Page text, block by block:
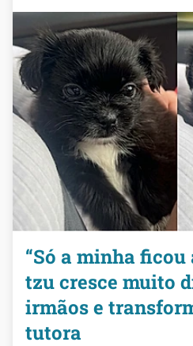
“Só a minha ficou
tzu cresce muito
irmãos e
tutora